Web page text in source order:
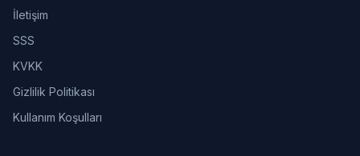
İletişim
SSS
KVKK
Gizlilik Politikası
Kullanım Koşulları